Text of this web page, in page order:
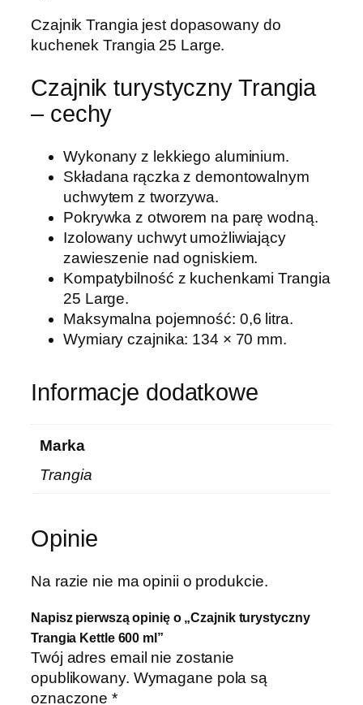
z
n
T
0
l
Czajnik Trangia jest dopasowany do
kuchenek Trangia 25 Large.
Czajnik turystyczny Trangia
– cechy
Wykonany z lekkiego aluminium.
Składana rączka z demontowalnym
uchwytem z tworzywa.
Pokrywka z otworem na parę wodną.
Izolowany uchwyt umożliwiający
zawieszenie nad ogniskiem.
Kompatybilność z kuchenkami Trangia
25 Large.
Maksymalna pojemność: 0,6 litra.
Wymiary czajnika: 134 × 70 mm.
Informacje dodatkowe
Marka
Trangia
Opinie
Na razie nie ma opinii o produkcie.
Napisz pierwszą opinię o „Czajnik turystyczny
Trangia Kettle 600 ml”
Twój adres email nie zostanie
opublikowany. Wymagane pola są
oznaczone*